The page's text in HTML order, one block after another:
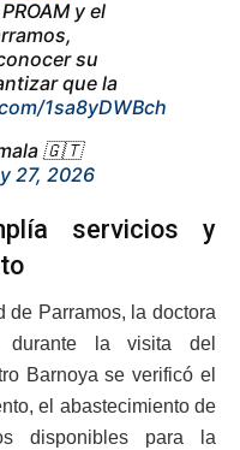
y el
su
que la
1sa8yDWBch
🇬🇹
27, 2026
servicios y
de Parramos, la doctora
durante la visita del
Barnoya se verificó el
el abastecimiento de
disponibles para la